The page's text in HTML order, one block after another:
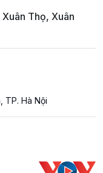
Thọ, Xuân
TP. Hà Nội